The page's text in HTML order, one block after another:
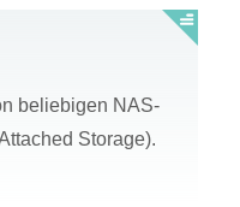
beliebigen NAS-
Storage).